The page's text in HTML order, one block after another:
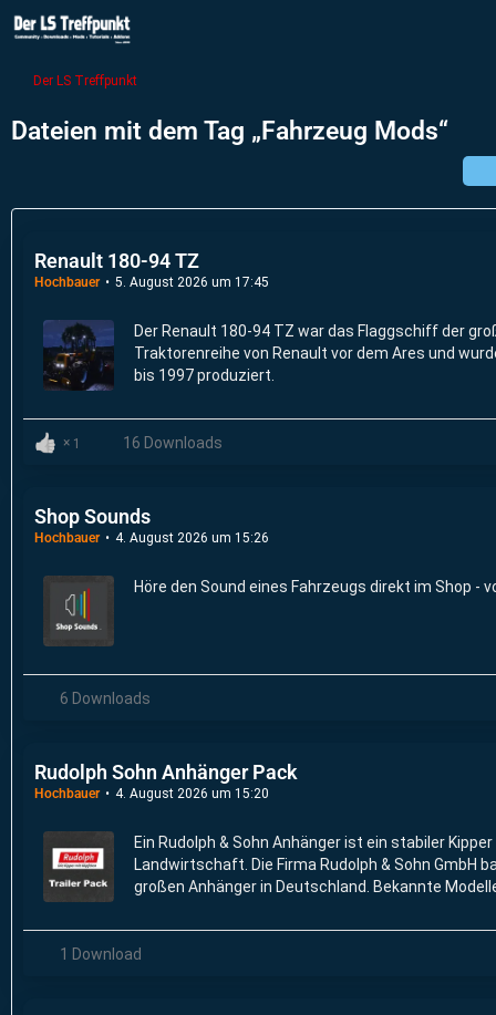
Der LS Treffpunkt
Dateien mit dem Tag „Fahrzeug Mods“
Renault 180-94 TZ
Hochbauer 5. August 2026 um 17:45
Der Renault 180-94 TZ war das Flaggschiff der
Traktorenreihe von Renault vor dem Ares und
bis 1997 produziert.
1 16 Downloads
Shop Sounds
Hochbauer 4. August 2026 um 15:26
Höre den Sound eines Fahrzeugs direkt im Shop -
6 Downloads
Rudolph Sohn Anhänger Pack
Hochbauer 4. August 2026 um 15:20
Ein Rudolph & Sohn Anhänger ist ein stabiler
Landwirtschaft. Die Firma Rudolph & Sohn GmbH
großen Anhänger in Deutschland. Bekannte
Welger trugen.
1 Download